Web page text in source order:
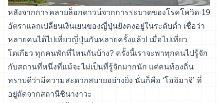
หลังจากการคลายล็อกดาวน์จากการระบาดของโรคโควิด-19
อัตราแลกเปลี่ยนเงินเยนของญี่ปุ่นยังคงอยู่ในระดับต่ำ เชื่อว่า
หลายคนได้ไปเที่ยวญี่ปุ่นกันหลายครั้งแล้ว! เมื่อไปเที่ยว
โตเกียว ทุกคนพักที่ไหนกันบ้าง? ครั้งนี้เราจะพาทุกคนไปรู้จัก
กับสถานที่หนึ่งที่แม้จะไม่เป็นที่รู้จักมากนัก แต่คนท้องถิ่น
ทราบดีว่ามีความสะดวกสบายอย่างยิ่ง นั่นก็คือ ‘โออิมาจิ’ ที่
อยู่ถัดจากสถานีชินางาวะ